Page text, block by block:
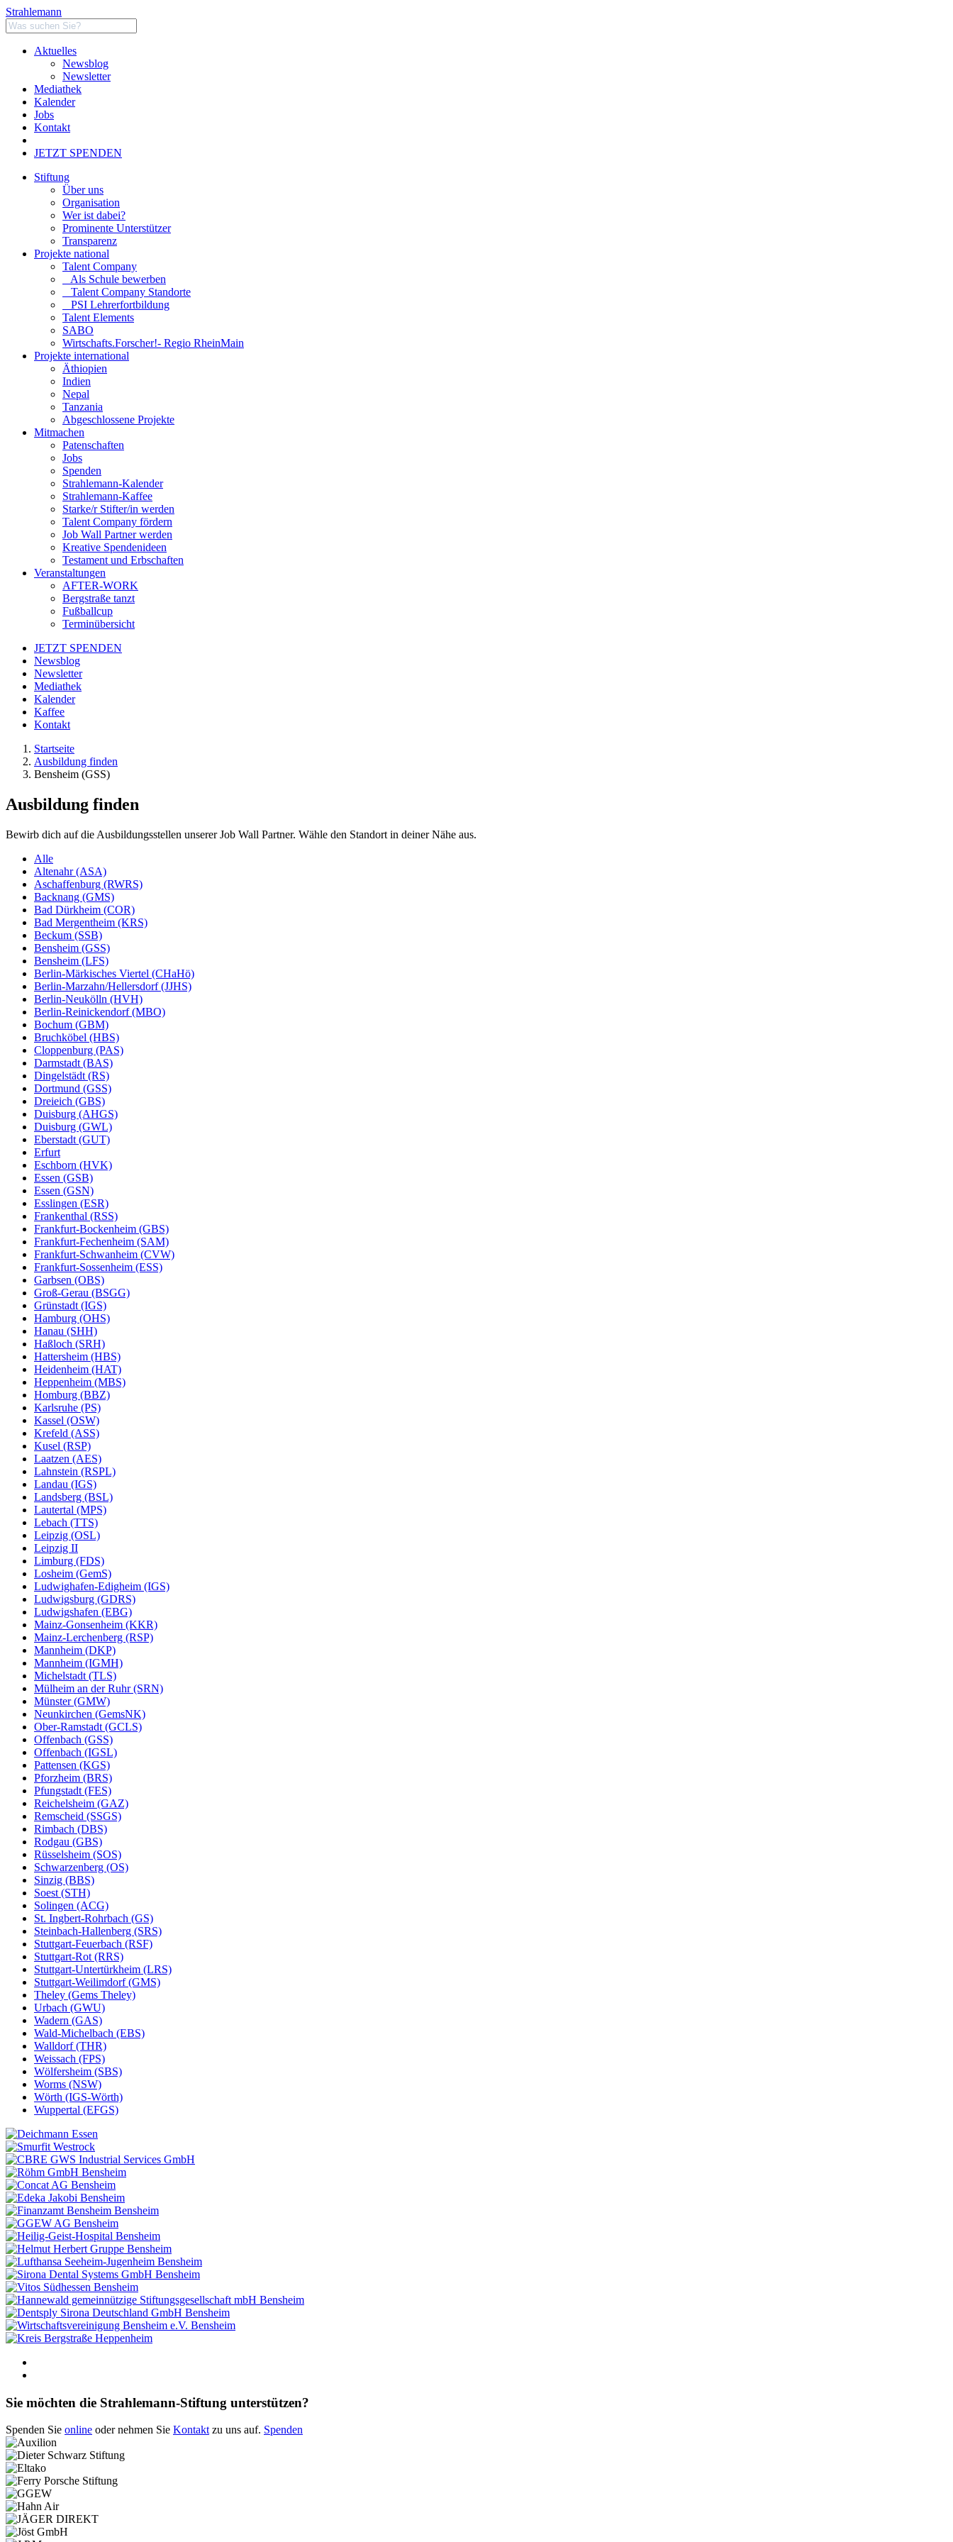
Strahlemann
Aktuelles
Newsblog
Newsletter
Mediathek
Kalender
Jobs
Kontakt
JETZT SPENDEN
Stiftung
Über uns
Organisation
Wer ist dabei?
Prominente Unterstützer
Transparenz
Projekte national
Talent Company
Als Schule bewerben
Talent Company Standorte
PSI Lehrerfortbildung
Talent Elements
SABO
Wirtschafts.Forscher!- Regio RheinMain
Projekte international
Äthiopien
Indien
Nepal
Tanzania
Abgeschlossene Projekte
Mitmachen
Patenschaften
Jobs
Spenden
Strahlemann-Kalender
Strahlemann-Kaffee
Starke/r Stifter/in werden
Talent Company fördern
Job Wall Partner werden
Kreative Spendenideen
Testament und Erbschaften
Veranstaltungen
AFTER-WORK
Bergstraße tanzt
Fußballcup
Terminübersicht
JETZT SPENDEN
Newsblog
Newsletter
Mediathek
Kalender
Kaffee
Kontakt
Startseite
Ausbildung finden
Bensheim (GSS)
Ausbildung finden
Bewirb dich auf die Ausbildungsstellen unserer Job Wall Partner. Wähle den Standort in deiner Nähe aus.
Alle
Altenahr (ASA)
Aschaffenburg (RWRS)
Backnang (GMS)
Bad Dürkheim (COR)
Bad Mergentheim (KRS)
Beckum (SSB)
Bensheim (GSS)
Bensheim (LFS)
Berlin-Märkisches Viertel (CHaHö)
Berlin-Marzahn/Hellersdorf (JJHS)
Berlin-Neukölln (HVH)
Berlin-Reinickendorf (MBO)
Bochum (GBM)
Bruchköbel (HBS)
Cloppenburg (PAS)
Darmstadt (BAS)
Dingelstädt (RS)
Dortmund (GSS)
Dreieich (GBS)
Duisburg (AHGS)
Duisburg (GWL)
Eberstadt (GUT)
Erfurt
Eschborn (HVK)
Essen (GSB)
Essen (GSN)
Esslingen (ESR)
Frankenthal (RSS)
Frankfurt-Bockenheim (GBS)
Frankfurt-Fechenheim (SAM)
Frankfurt-Schwanheim (CVW)
Frankfurt-Sossenheim (ESS)
Garbsen (OBS)
Groß-Gerau (BSGG)
Grünstadt (IGS)
Hamburg (OHS)
Hanau (SHH)
Haßloch (SRH)
Hattersheim (HBS)
Heidenheim (HAT)
Heppenheim (MBS)
Homburg (BBZ)
Karlsruhe (PS)
Kassel (OSW)
Krefeld (ASS)
Kusel (RSP)
Laatzen (AES)
Lahnstein (RSPL)
Landau (IGS)
Landsberg (BSL)
Lautertal (MPS)
Lebach (TTS)
Leipzig (OSL)
Leipzig II
Limburg (FDS)
Losheim (GemS)
Ludwighafen-Edigheim (IGS)
Ludwigsburg (GDRS)
Ludwigshafen (EBG)
Mainz-Gonsenheim (KKR)
Mainz-Lerchenberg (RSP)
Mannheim (DKP)
Mannheim (IGMH)
Michelstadt (TLS)
Mülheim an der Ruhr (SRN)
Münster (GMW)
Neunkirchen (GemsNK)
Ober-Ramstadt (GCLS)
Offenbach (GSS)
Offenbach (IGSL)
Pattensen (KGS)
Pforzheim (BRS)
Pfungstadt (FES)
Reichelsheim (GAZ)
Remscheid (SSGS)
Rimbach (DBS)
Rodgau (GBS)
Rüsselsheim (SOS)
Schwarzenberg (OS)
Sinzig (BBS)
Soest (STH)
Solingen (ACG)
St. Ingbert-Rohrbach (GS)
Steinbach-Hallenberg (SRS)
Stuttgart-Feuerbach (RSF)
Stuttgart-Rot (RRS)
Stuttgart-Untertürkheim (LRS)
Stuttgart-Weilimdorf (GMS)
Theley (Gems Theley)
Urbach (GWU)
Wadern (GAS)
Wald-Michelbach (EBS)
Walldorf (THR)
Weissach (FPS)
Wölfersheim (SBS)
Worms (NSW)
Wörth (IGS-Wörth)
Wuppertal (EFGS)
Essen
Bensheim
Bensheim
Bensheim
Bensheim
Bensheim
Bensheim
Bensheim
Bensheim
Bensheim
Bensheim
Bensheim
Bensheim
Bensheim
Heppenheim
Sie möchten die Strahlemann-Stiftung unterstützen?
Spenden Sie online oder nehmen Sie Kontakt zu uns auf. Spenden